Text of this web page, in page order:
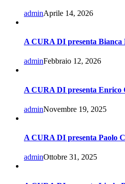
adminAprile 14, 2026
A CURA DI presenta
adminFebbraio 12, 2026
A CURA DI presenta Enrico
adminNovembre 19, 2025
A CURA DI presenta Paolo
adminOttobre 31, 2025